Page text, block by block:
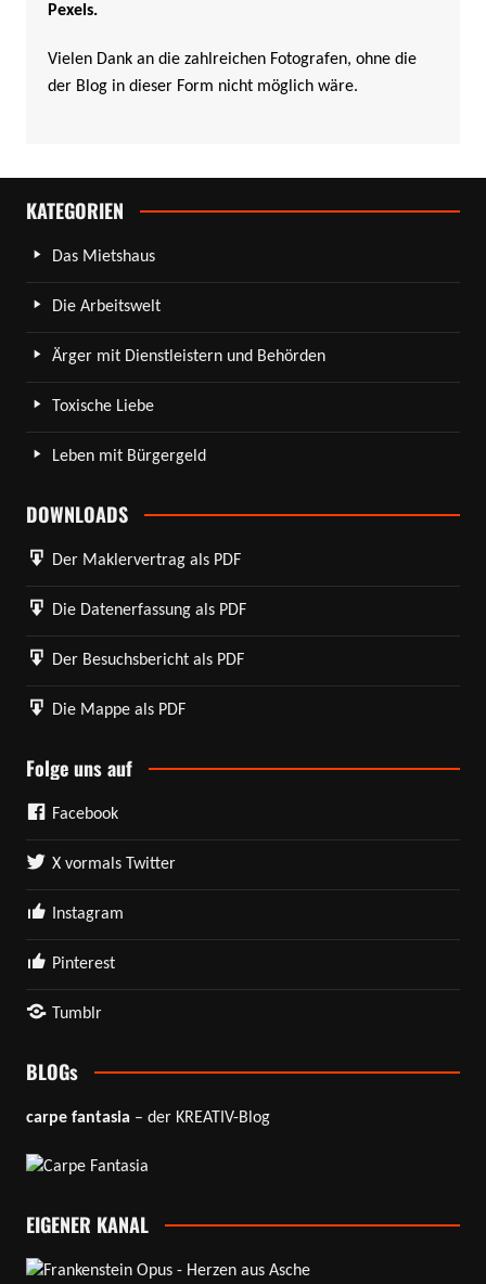
Pexels.
Vielen Dank an die zahlreichen Fotografen, ohne die
der Blog in dieser Form nicht möglich wäre.
KATEGORIEN
Das Mietshaus
Die Arbeitswelt
Ärger mit Dienstleistern und Behörden
Toxische Liebe
Leben mit Bürgergeld
DOWNLOADS
Der Maklervertrag als PDF
Die Datenerfassung als PDF
Der Besuchsbericht als PDF
Die Mappe als PDF
Folge uns auf
Facebook
X vormals Twitter
Instagram
Pinterest
Tumblr
BLOGs
carpe fantasia – der KREATIV-Blog
EIGENER KANAL